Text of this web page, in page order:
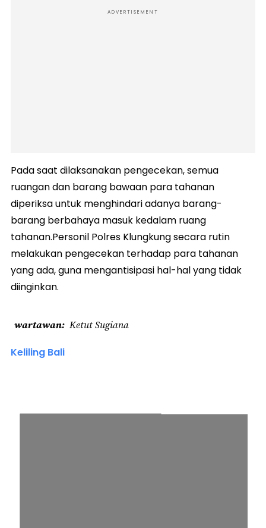
ADVERTISEMENT
Pada saat dilaksanakan pengecekan, semua
ruangan dan barang bawaan para tahanan
diperiksa untuk menghindari adanya barang-
barang berbahaya masuk kedalam ruang
tahanan.Personil Polres Klungkung secara rutin
melakukan pengecekan terhadap para tahanan
yang ada, guna mengantisipasi hal-hal yang tidak
diinginkan.
wartawan Ketut Sugiana
Keliling Bali